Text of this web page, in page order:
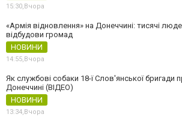
15:30, Вчора
«Армія відновлення» на Донеччині: тисячі
відбудови громад
НОВИНИ
14:55, Вчора
Як службові собаки 18-ї Слов'янської бригади
Донеччині (ВІДЕО)
НОВИНИ
13:34, Вчора